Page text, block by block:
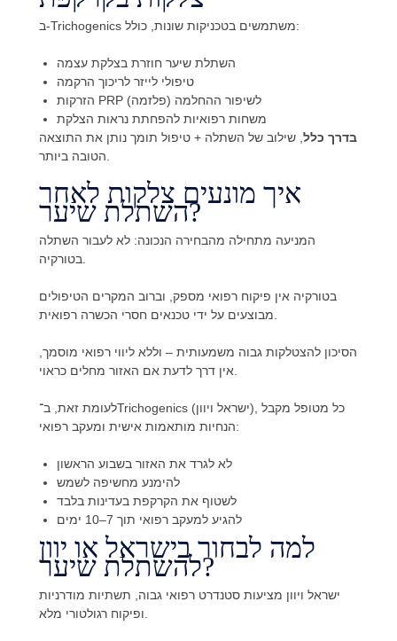
ב-Trichogenics משתמשים בטכניקות שונות, כולל:
השתלת שיער חוזרת בצלקת עצמה
טיפולי לייזר לריכוך הרקמה
הזרקות PRP (פלזמה) לשיפור ההחלמה
משחות רפואיות להפחתת נראות הצלקת
בדרך כלל, שילוב של השתלה + טיפול תומך נותן את התוצאה
הטובה ביותר.
איך מונעים צלקות לאחר
השתלת שיער?
המניעה מתחילה מהבחירה הנכונה: לא לעבור השתלה
בטורקיה.
בטורקיה אין פיקוח רפואי מספק, וברוב המקרים הטיפולים
הסיכון להצטלקות גבוה משמעותית – וללא ליווי רפואי מוסמך,
לעומת זאת, ב־Trichogenics (ישראל ויוון), כל מטופל מקבל
הנחיות מותאמות אישית ומעקב רפואי:
לא לגרד את האזור בשבוע הראשון
להימנע מחשיפה לשמש
לשטוף את הקרקפת בעדינות בלבד
להגיע למעקב רפואי תוך 7–10 ימים
למה לבחור בישראל או יוון
להשתלת שיער?
ישראל ויוון מציעות סטנדרט רפואי גבוה, תשתיות מודרניות